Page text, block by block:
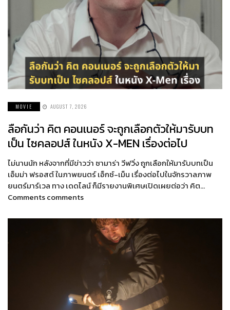
MOVIE AUGUST 7, 2026
ลือกันว่า คิต คอนเนอร์ จะถูกเลือกตัวให้มารับบท
เป็น ไซคลอปส์ ในหนัง X-MEN เรื่องต่อไป
ไม่นานนัก หลังจากที่มีข่าวว่า ซามาร่า วีฟวิ่ง ถูกเลือกให้มารับบทเป็น
เอ็มม่า ฟรอสต์ ในภาพยนตร์ เอ็กซ์-เม็น เรื่องต่อไปในจักรวาลภาพ
ยนตร์มาร์เวล ทาง เดดไลน์ ก็มีรายงานพิเศษเปิดเผยต่อว่า คิต…
Comments comments